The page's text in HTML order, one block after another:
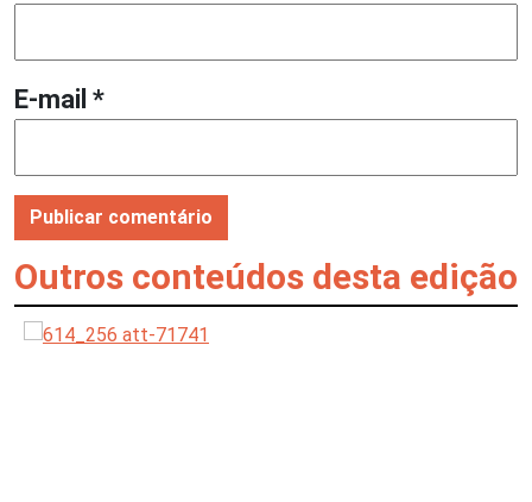
E-mail *
Outros conteúdos desta edição